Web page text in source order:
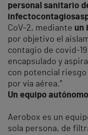
personal sanitario
infectocontagiosas
CoV-2​, mediante un
por objetivo el
contagio de covid-
encapsulado y
con potencial
por vía aérea.”
Un equipo
Aerobox es un
sola persona, de